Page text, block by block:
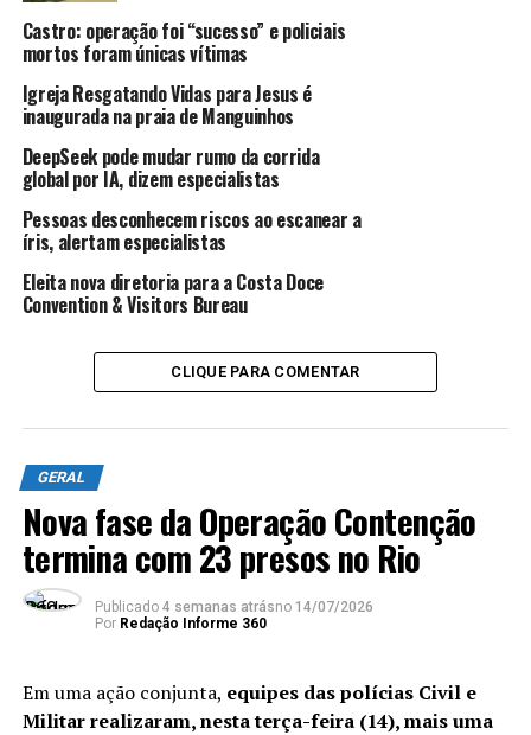
Edição:Aline Leal
ANÚNCIO
Governo prorroga prazo de inscrição do Enem até dia 27
Castro: operação foi “sucesso” e policiais
mortos foram únicas vítimas
Igreja Resgatando Vidas para Jesus é
inaugurada na praia de Manguinhos
DeepSeek pode mudar rumo da corrida
global por IA, dizem especialistas
Pessoas desconhecem riscos ao escanear a
íris, alertam especialistas
Eleita nova diretoria para a Costa Doce
Convention & Visitors Bureau
CLIQUE PARA COMENTAR
GERAL
Nova fase da Operação Contenção
termina com 23 presos no Rio
Publicado 4 semanas atrásno 14/07/2026
Por Redação Informe 360
Em uma ação conjunta, equipes das polícias Civil e
Militar realizaram, nesta terça-feira (14), mais uma